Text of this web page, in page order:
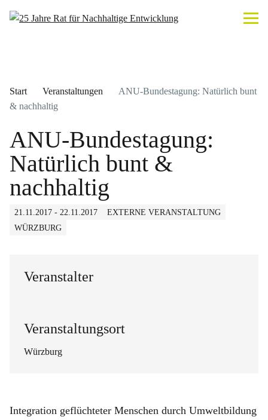
Start Veranstaltungen
ANU-Bundestagung: Natürlich bunt
& nachhaltig
ANU-Bundestagung:
Natürlich bunt &
nachhaltig
21.11.2017 - 22.11.2017
EXTERNE VERANSTALTUNG
WÜRZBURG
Veranstalter
Veranstaltungsort
Würzburg
Integration geflüchteter Menschen durch Umweltbildung